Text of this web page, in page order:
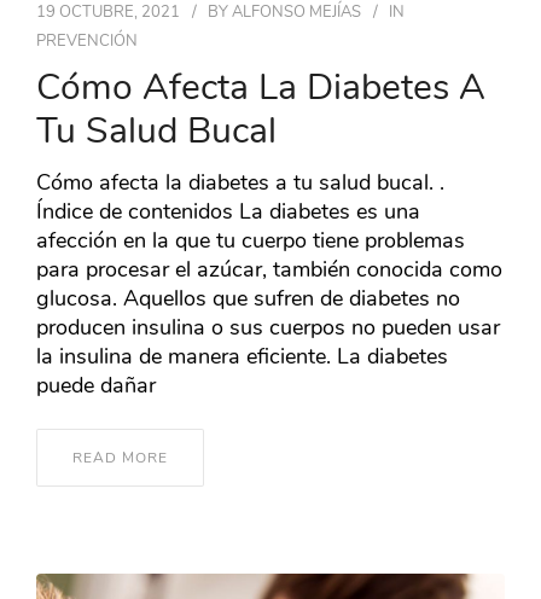
19 OCTUBRE, 2021 BYALFONSO MEJÍAS
IN
PREVENCIÓN
Cómo Afecta La Diabetes A
Tu Salud Bucal
Cómo afecta la diabetes a tu salud bucal. .
Índice de contenidos La diabetes es una
afección en la que tu cuerpo tiene problemas
para procesar el azúcar, también conocida como
glucosa. Aquellos que sufren de diabetes no
producen insulina o sus cuerpos no pueden usar
la insulina de manera eficiente. La diabetes
puede dañar
READ MORE